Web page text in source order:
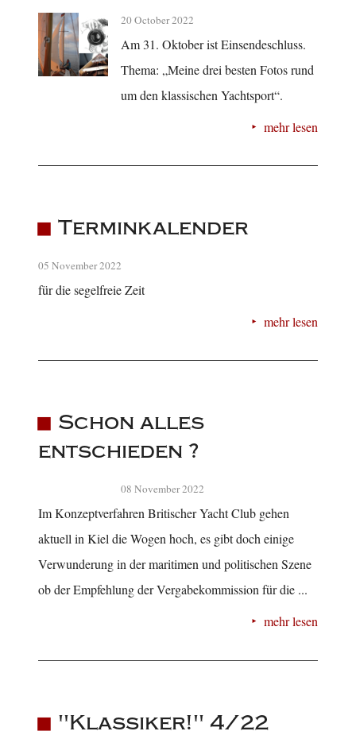
20 October 2022
Am 31. Oktober ist Einsendeschluss.
Thema: „Meine drei besten Fotos rund
um den klassischen Yachtsport“.
mehr lesen
Terminkalender
05 November 2022
für die segelfreie Zeit
mehr lesen
Schon alles
entschieden ?
08 November 2022
Im Konzeptverfahren Britischer Yacht Club gehen
aktuell in Kiel die Wogen hoch, es gibt doch einige
Verwunderung in der maritimen und politischen Szene
ob der Empfehlung der Vergabekommission für die ...
mehr lesen
"Klassiker!" 4/22